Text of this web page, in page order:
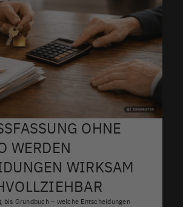
OHNE
WERDEN
WIRKSAM
bis Grundbuch – welche Entscheidungen